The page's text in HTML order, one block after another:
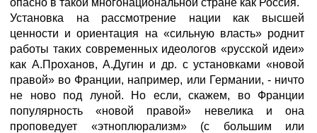
опасно в такой многонациональной стране как Россия.
Установка на рассмотрение нации как высшей
ценности и ориентация на «сильную власть» роднит
работы таких современных идеологов «русской идеи»
как А.Проханов, А.Дугин и др. с установками «новой
правой» во Франции, например, или Германии, - ничто
не ново под луной. Но если, скажем, во Франции
популярность «новой правой» невелика и она
проповедует «этноплюрализм» (с большим или